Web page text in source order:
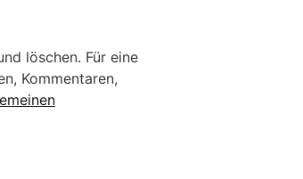
löschen. Für eine
Kommentaren,